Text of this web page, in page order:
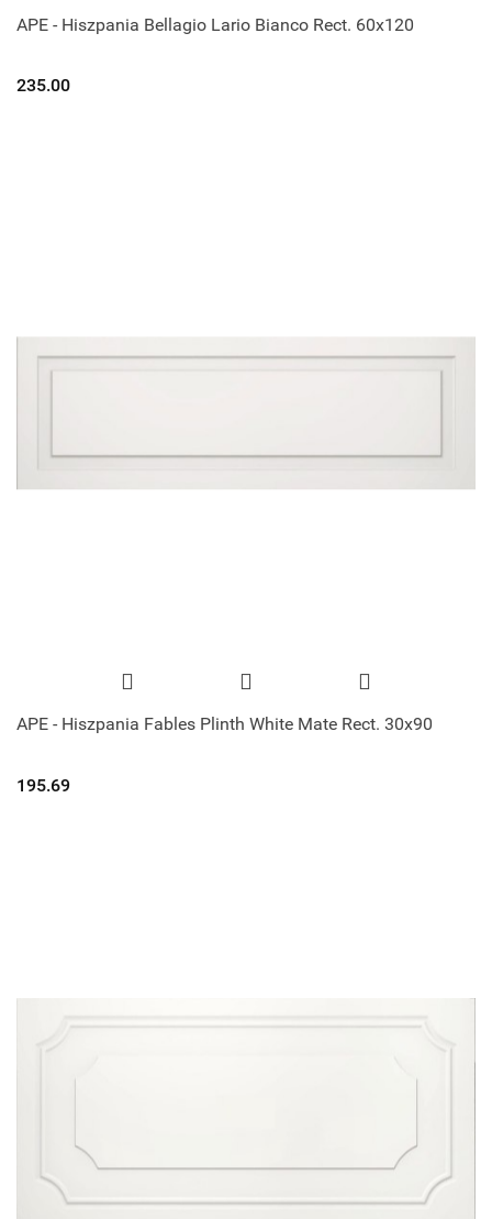
APE - Hiszpania Bellagio Lario Bianco Rect. 60x120
235.00
APE - Hiszpania Fables Plinth White Mate Rect. 30x90
195.69